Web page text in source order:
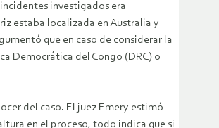
investigados era
estaba localizada en Australia y
que en caso de considerar la
Democrática del Congo (DRC) o
del caso. El juez Emery estimó
en el proceso, todo indica que si